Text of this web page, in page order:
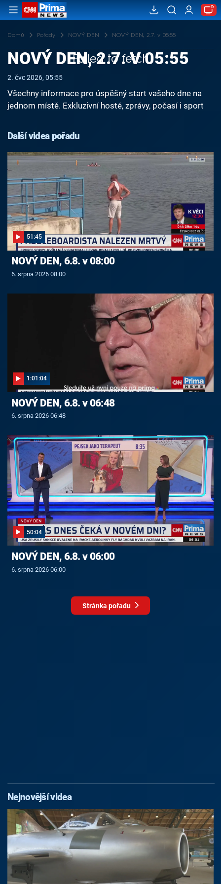
Domů Pořady NOVÝ DEN NOVÝ DEN, 2.7. v 05:55
Failed to fetch
NOVÝ DEN, 2.7. V 05:55
2. čvc 2026, 05:55
Všechny informace pro úspěšný start vašeho dne na
jednom místě. Exkluzivní hosté, zprávy, počasí i sport
Další videa pořadu
51:45
NOVÝ DEN, 6.8. v 08:00
6. srpna 2026 08:00
1:01:04
NOVÝ DEN, 6.8. v 06:48
6. srpna 2026 06:48
50:04
NOVÝ DEN, 6.8. v 06:00
6. srpna 2026 06:00
Stránka pořadu
Nejnovější videa